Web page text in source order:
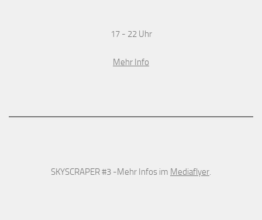
17 - 22 Uhr
Mehr Info
SKYSCRAPER #3 -Mehr Infos im Mediaflyer.